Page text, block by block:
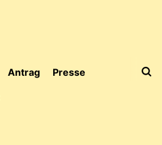
Antrag Presse